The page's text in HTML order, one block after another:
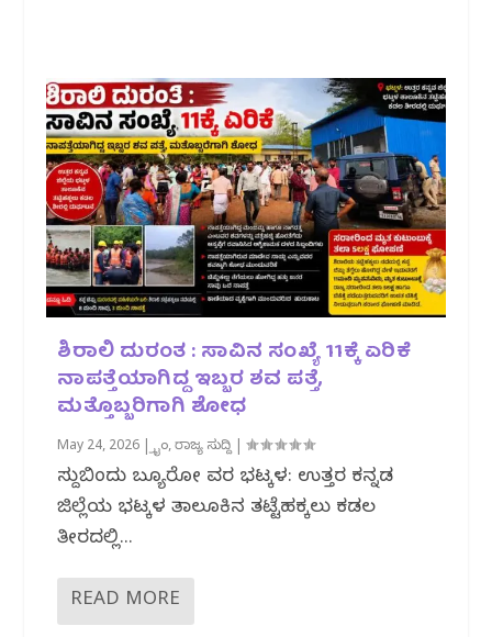
ಶಿರಾಲಿ ದುರಂತ : ಸಾವಿನ ಸಂಖ್ಯೆ 11ಕ್ಕೆ ಏರಿಕೆ
ನಾಪತ್ತೆಯಾಗಿದ್ದ ಇಬ್ಬರ ಶವ ಪತ್ತೆ,
ಮತ್ತೊಬ್ಬರಿಗಾಗಿ ಶೋಧ
May 24, 2026 |ಕ್ರೈಂ,ರಾಜ್ಯ ಸುದ್ದಿ |
ಸುದ್ದಿಬಿಂದು ಬ್ಯೂರೋ ವರದಿ ಭಟ್ಕಳ: ಉತ್ತರ ಕನ್ನಡ
ಜಿಲ್ಲೆಯ ಭಟ್ಕಳ ತಾಲೂಕಿನ ತಟ್ಟೆಹಕ್ಕಲು ಕಡಲ
ತೀರದಲ್ಲಿ...
READ MORE